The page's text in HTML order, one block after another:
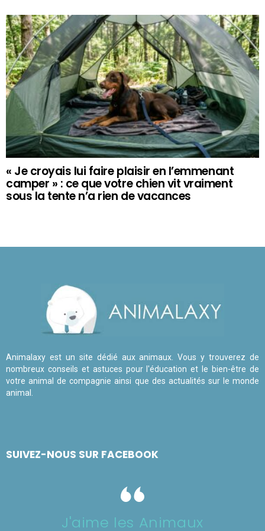
« Je croyais lui faire plaisir en l’emmenant
camper » : ce que votre chien vit vraiment
sous la tente n’a rien de vacances
Animalaxy est un site dédié aux animaux. Vous y trouverez de
nombreux conseils et astuces pour l'éducation et le bien-être de
votre animal de compagnie ainsi que des actualités sur le monde
animal.
SUIVEZ-NOUS SUR FACEBOOK
J'aime les Animaux